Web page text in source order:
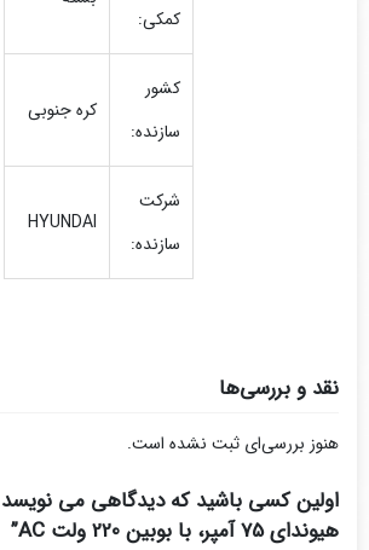
کمکی:
کشور
سازنده:
کره جنوبی
شرکت
سازنده:
HYUNDAI
نقد و بررسی‌ها
هنوز بررسی‌ای ثبت نشده است.
اولین کسی باشید که دیدگاهی می نویسد
هیوندای 75 آمپر، با بوبین 220 ولت AC”